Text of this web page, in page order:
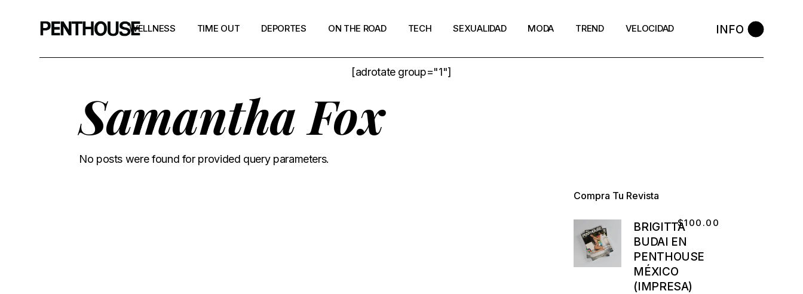
WELLNESS TIME OUT DEPORTES ON THE ROAD TECH SEXUALIDAD MODA TREND VELOCIDAD INFO
[adrotate group="1"]
Samantha Fox
No posts were found for provided query parameters.
Compra Tu Revista
BRIGITTA
BUDAI EN
PENTHOUSE
MÉXICO
(IMPRESA)
$100.00